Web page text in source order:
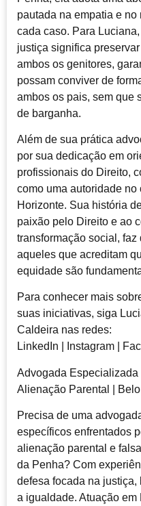
pautada na empatia e
cada caso. Para
justiça significa
ambos os genitores,
possam conviver de
ambos os pais, sem que
de barganha.
Além de sua prática
por sua dedicação em
profissionais do Direito,
como uma autoridade
Horizonte. Sua história
paixão pelo Direito e ao
transformação social,
aqueles que acreditam
equidade são
Para conhecer mais
suas iniciativas, siga
Caldeira nas redes:
LinkedIn | Instagram |
Advogada
Alienação Parental |
Precisa de uma
específicos enfrentados
alienação parental e
da Penha? Com
defesa focada na
a igualdade. Atuação